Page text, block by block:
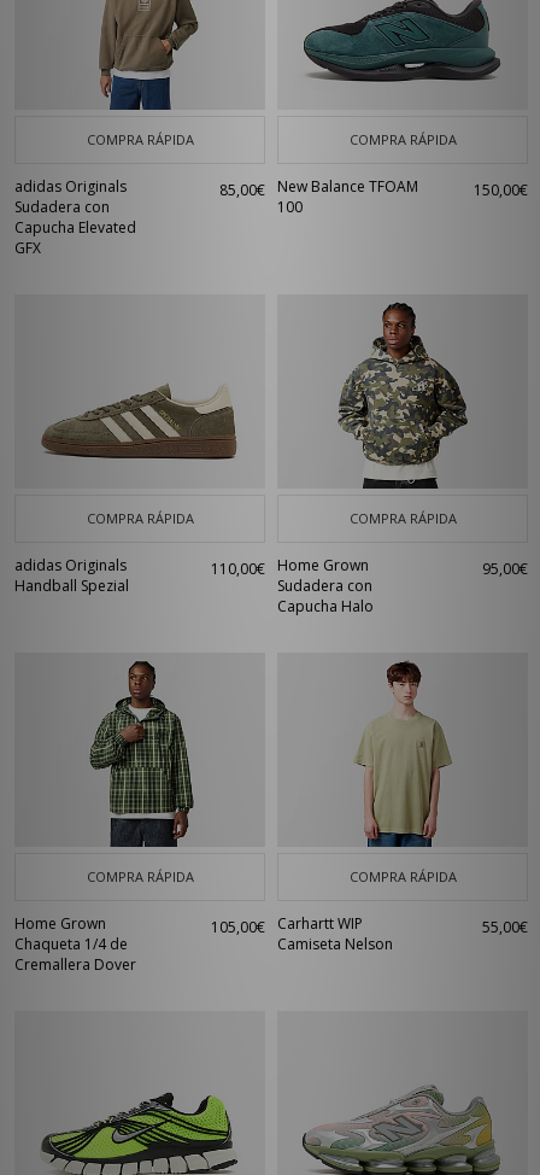
COMPRA RÁPIDA
adidas Originals
Sudadera con
Capucha Elevated
GFX
85,00€
COMPRA RÁPIDA
New Balance TFOAM
100
150,00€
COMPRA RÁPIDA
adidas Originals
Handball Spezial
110,00€
COMPRA RÁPIDA
Home Grown
Sudadera con
Capucha Halo
95,00€
COMPRA RÁPIDA
Home Grown
Chaqueta 1/4 de
Cremallera Dover
105,00€
COMPRA RÁPIDA
Carhartt WIP
Camiseta Nelson
55,00€